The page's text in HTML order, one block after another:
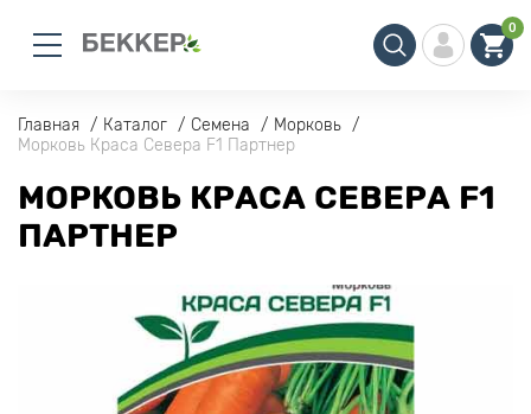
0
Главная Каталог Семена
Морковь
Морковь Краса Севера F1 Партнер
МОРКОВЬ КРАСА СЕВЕРА F1
ПАРТНЕР